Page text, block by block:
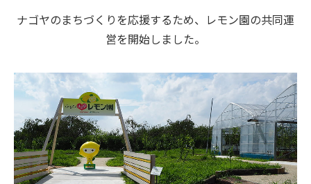
ナゴヤのまちづくりを応援するため、レモン園の共同運
営を開始しました。